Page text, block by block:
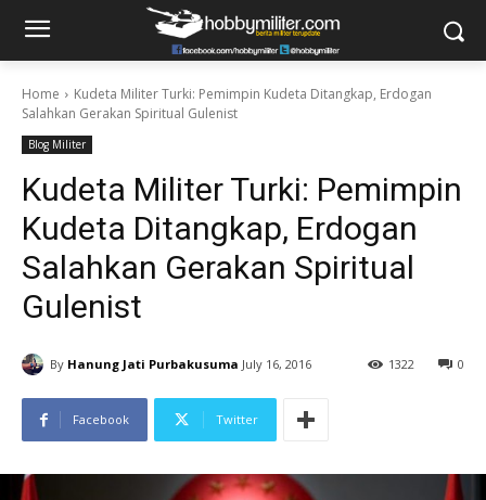
Home
Kudeta Militer Turki: Pemimpin Kudeta Ditangkap, Erdogan
Salahkan Gerakan Spiritual Gulenist
Blog Militer
Kudeta Militer Turki: Pemimpin
Kudeta Ditangkap, Erdogan
Salahkan Gerakan Spiritual
Gulenist
By Hanung Jati Purbakusuma July 16, 2016 0
1322
Facebook Twitter